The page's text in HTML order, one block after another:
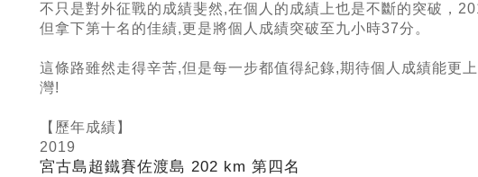
不只是對外征戰的成績斐然,在個人的成績上也是不斷的突破，
但拿下第十名的佳績,更是將個人成績突破至九小時37分。
這條路雖然走得辛苦,但是每一步都值得紀錄,期待個人成績能更
灣!
【歷年成績】
2019
宮古島超鐵賽佐渡島 202 km 第四名